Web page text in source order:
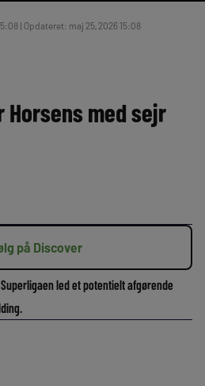
| Opdateret: maj 25, 2026 15:08
med sejr
på Discover
led et potentielt afgørende